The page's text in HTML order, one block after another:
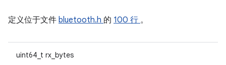
定义位于文件 bluetooth.h 的 100 行 。
uint64_t rx_bytes